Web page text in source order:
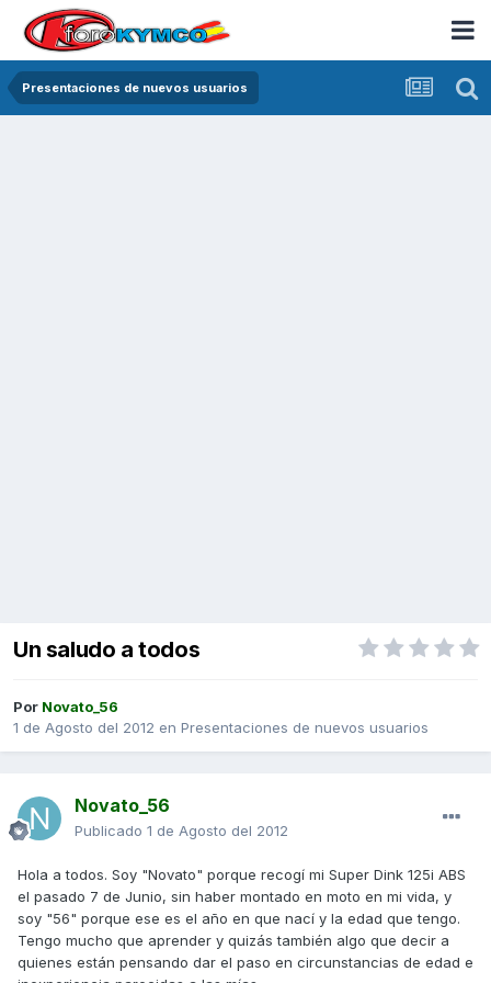
Presentaciones de nuevos usuarios
Un saludo a todos
Por Novato_56
1 de Agosto del 2012 en Presentaciones de nuevos usuarios
Novato_56
Publicado 1 de Agosto del 2012
Hola a todos. Soy "Novato" porque recogí mi Super Dink 125i ABS
el pasado 7 de Junio, sin haber montado en moto en mi vida, y
soy "56" porque ese es el año en que nací y la edad que tengo.
Tengo mucho que aprender y quizás también algo que decir a
quienes están pensando dar el paso en circunstancias de edad e